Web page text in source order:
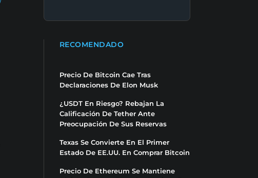
RECOMENDADO
Precio De Bitcoin Cae Tras
Declaraciones De Elon Musk
¿USDT En Riesgo? Rebajan La
Calificación De Tether Ante
Preocupación De Sus Reservas
Texas Se Convierte En El Primer
Estado De EE.UU. En Comprar Bitcoin
Precio De Ethereum Se Mantiene